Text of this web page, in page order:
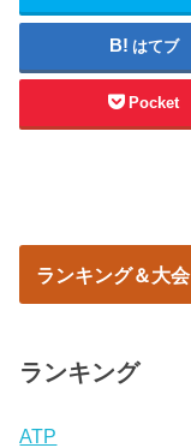
はてブ
Pocket
ランキング＆大会
ランキング
ATP